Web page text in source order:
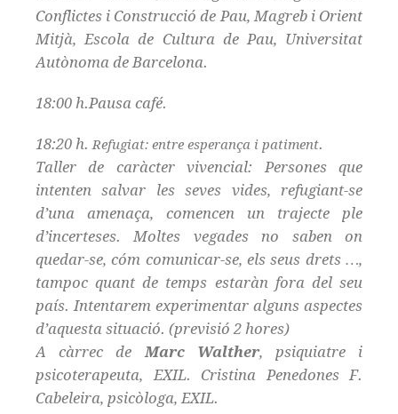
Conflictes i Construcció de Pau, Magreb i Orient
Mitjà, Escola de Cultura de Pau, Universitat
Autònoma de Barcelona.
18:00 h.Pausa café.
18:20 h. Refugiat: entre esperança i patiment.
Taller de caràcter vivencial: Persones que
intenten salvar les seves vides, refugiant-se
d’una amenaça, comencen un trajecte ple
d’incerteses. Moltes vegades no saben on
quedar-se, cóm comunicar-se, els seus drets …,
tampoc quant de temps estaràn fora del seu
país. Intentarem experimentar alguns aspectes
d’aquesta situació. (previsió 2 hores)
A càrrec de Marc Walther, psiquiatre i
psicoterapeuta, EXIL. Cristina Penedones F.
Cabeleira, psicòloga, EXIL.